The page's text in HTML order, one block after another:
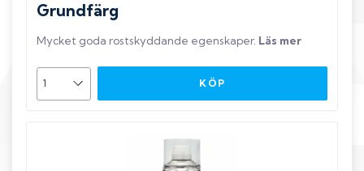
Grundfärg
Mycket goda rostskyddande egenskaper. Läs mer
KÖP